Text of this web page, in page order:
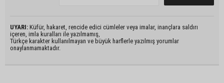
UYARI: Küfür, hakaret, rencide edici cümleler veya imalar, inançlara saldırı
içeren, imla kuralları ile yazılmamış,
Türkçe karakter kullanılmayan ve büyük harflerle yazılmış yorumlar
onaylanmamaktadır.